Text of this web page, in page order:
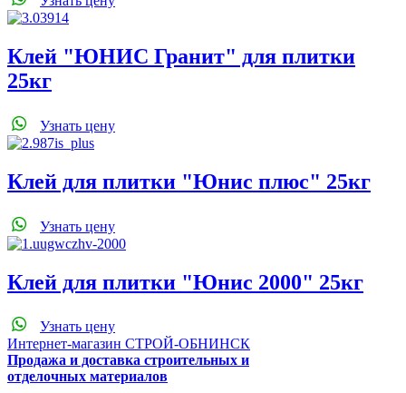
Клей "ЮНИС Гранит" для плитки
25кг
Узнать цену
Клей для плитки "Юнис плюс" 25кг
Узнать цену
Клей для плитки "Юнис 2000" 25кг
Узнать цену
Интернет-магазин СТРОЙ-ОБНИНСК
Продажа и доставка строительных и
отделочных материалов